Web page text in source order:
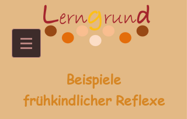
Beispiele
frühkindlicher Reflexe